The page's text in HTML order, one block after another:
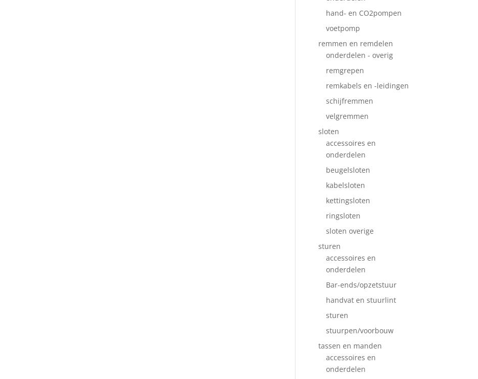
hand- en CO2pompen
voetpomp
remmen en remdelen
onderdelen - overig
remgrepen
remkabels en -leidingen
schijfremmen
velgremmen
sloten
accessoires en
onderdelen
beugelsloten
kabelsloten
kettingsloten
ringsloten
sloten overige
sturen
accessoires en
onderdelen
Bar-ends/opzetstuur
handvat en stuurlint
sturen
stuurpen/voorbouw
tassen en manden
accessoires en
onderdelen